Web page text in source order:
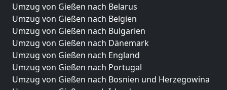
Umzug von Gießen nach Belarus
Umzug von Gießen nach Belgien
Umzug von Gießen nach Bulgarien
Umzug von Gießen nach Dänemark
Umzug von Gießen nach England
Umzug von Gießen nach Portugal
Umzug von Gießen nach Bosnien und Herzegowina